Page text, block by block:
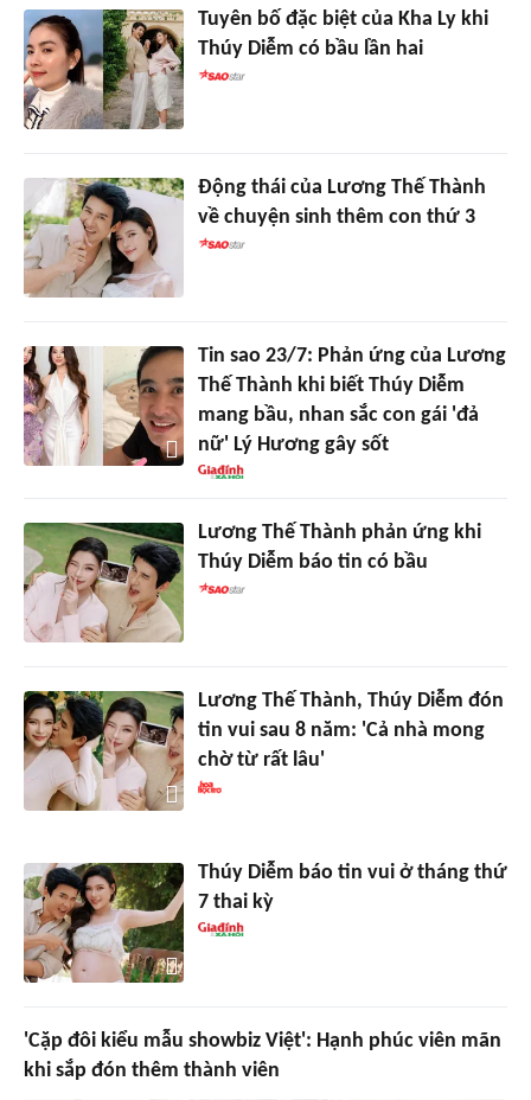
Tuyên bố đặc biệt của Kha Ly khi
Thúy Diễm có bầu lần hai
Động thái của Lương Thế Thành
về chuyện sinh thêm con thứ 3
Tin sao 23/7: Phản ứng của Lương
Thế Thành khi biết Thúy Diễm
mang bầu, nhan sắc con gái 'đả
nữ' Lý Hương gây sốt
Lương Thế Thành phản ứng khi
Thúy Diễm báo tin có bầu
Lương Thế Thành, Thúy Diễm đón
tin vui sau 8 năm: 'Cả nhà mong
chờ từ rất lâu'
Thúy Diễm báo tin vui ở tháng thứ
7 thai kỳ
'Cặp đôi kiểu mẫu showbiz Việt': Hạnh phúc viên mãn
khi sắp đón thêm thành viên